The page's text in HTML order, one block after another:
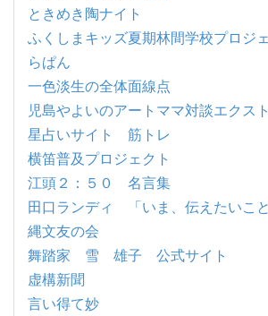
ときめき陶ナイト
ふくしまキッズ夏期林間学校プロジ
らぱん
一色淡生の全体面線点
児島やよいのアートママ対談エクス
星占いサイト 筋トレ
横笛普及プロジェクト
江頭２：５０ 名言集
田口ランディ 「いま、伝えたいこ
縄文友の会
舞踏家 雪 雄子 公式サイト
虚構新聞
言い得て妙